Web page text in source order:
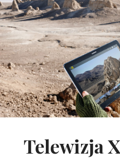
Telewizja